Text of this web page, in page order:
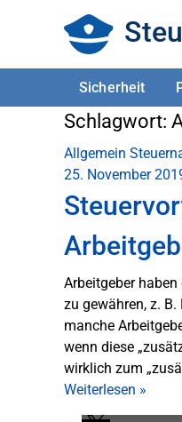
Sicherheit
Schlagwort:
Allgemein
25. November
Arbeitgeber
zu gewähren, z.
manche
wenn diese
wirklich zum
Weiterlesen »